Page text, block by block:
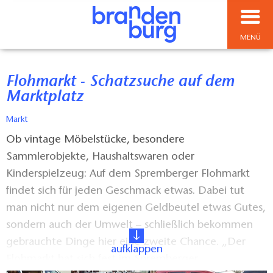
MENÜ
Flohmarkt - Schatzsuche auf dem
Marktplatz
Markt
Ob vintage Möbelstücke, besondere
Sammlerobjekte, Haushaltswaren oder
Kinderspielzeug: Auf dem Spremberger Flohmarkt
findet sich für jeden Geschmack etwas. Dabei tut
man nicht nur dem eigenen Geldbeutel etwas Gutes,
sondern auch der Umwelt – schließlich bekommen
gebrauchte Dinge hier eine zweite Chance. „Der
aufklappen